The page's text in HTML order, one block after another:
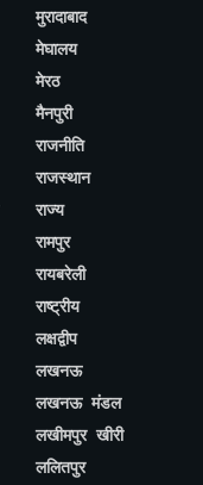
मुरादाबाद
मेघालय
मेरठ
मैनपुरी
राजनीति
राजस्थान
राज्य
रामपुर
रायबरेली
राष्ट्रीय
लक्षद्वीप
लखनऊ
लखनऊ मंडल
लखीमपुर खीरी
ललितपुर